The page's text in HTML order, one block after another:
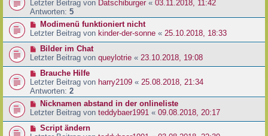
Letzter Beitrag von Datschiburger « 03.11.2018, 11:42
Antworten: 5
Modimenü funktioniert nicht
Letzter Beitrag von kinder-der-sonne « 25.10.2018, 18:33
Bilder im Chat
Letzter Beitrag von queylotrie « 23.10.2018, 19:08
Brauche Hilfe
Letzter Beitrag von harry2109 « 25.08.2018, 21:34
Antworten: 2
Nicknamen abstand in der onlineliste
Letzter Beitrag von teddybaer1991 « 09.08.2018, 20:17
Script ändern